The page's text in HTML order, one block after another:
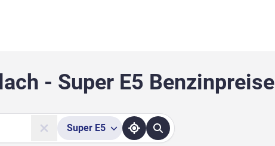
- Super E5 Benzinpreise
Super E5